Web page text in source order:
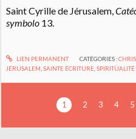
Saint Cyrille de Jérusalem,
symbolo 13.
LIEN PERMANENT CATÉGORIES :
JÉRUSALEM ,SAINTE ÉCRITURE ,SPIRITUALITÉ
1 2 3 4 5